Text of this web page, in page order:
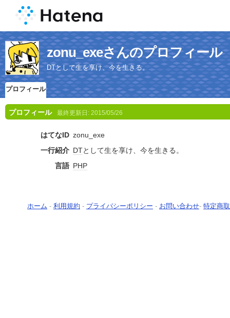
zonu_exeさんのプロフィール
DTとして生を享け、今を生きる。
プロフィール
プロフィール 最終更新日: 2015/05/26
はてなID zonu_exe
一行紹介 DTとして生を享け、今を生きる。
言語 PHP
ホーム - 利用規約 - プライバシーポリシー - お問い合わせ- 特定商